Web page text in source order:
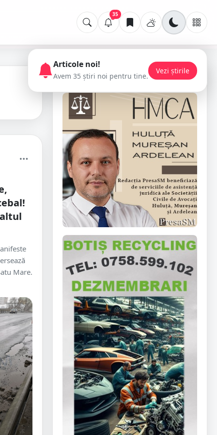
35
Mare.
📢 Publicitate
Articole noi!
Avem 35 știri noi pentru tine.
Vezi știrile